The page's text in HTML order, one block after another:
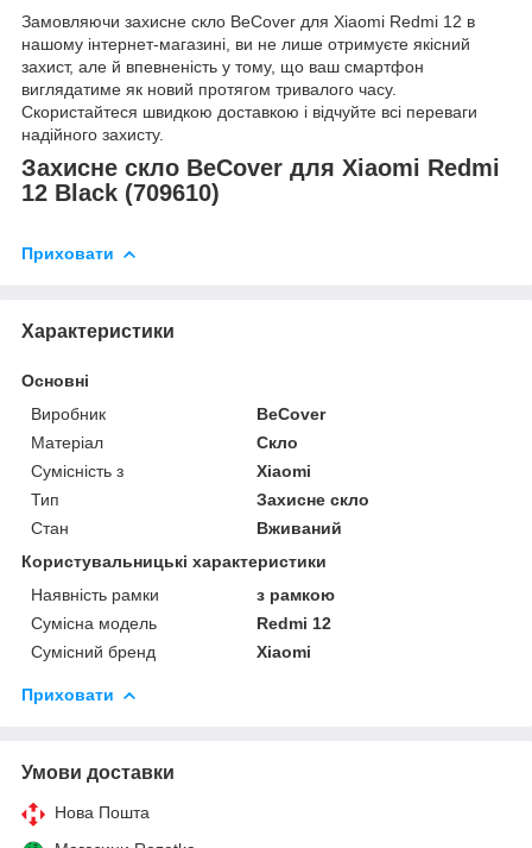
Замовляючи захисне скло BeCover для Xiaomi Redmi 12 в
нашому інтернет-магазині, ви не лише отримуєте якісний
захист, але й впевненість у тому, що ваш смартфон
виглядатиме як новий протягом тривалого часу.
Скористайтеся швидкою доставкою і відчуйте всі переваги
надійного захисту.
Захисне скло BeCover для Xiaomi Redmi
12 Black (709610)
Приховати
Характеристики
Основні
Виробник
BeCover
Матеріал
Скло
Сумісність з
Xiaomi
Тип
Захисне скло
Стан
Вживаний
Користувальницькі характеристики
Наявність рамки
з рамкою
Сумісна модель
Redmi 12
Сумісний бренд
Xiaomi
Приховати
Умови доставки
Нова Пошта